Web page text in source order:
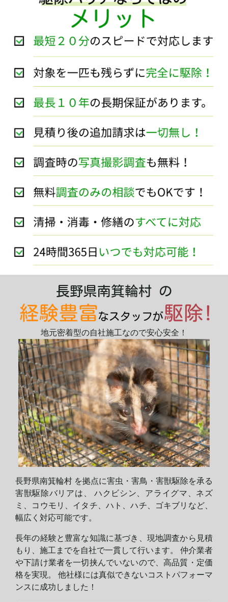
長野県南箕輪村 の
地元密着型の自社施工なので安心安全！
長野県南箕輪村 を拠点に害虫・害鳥・害獣駆除を承る
害獣駆除バリアは、 ハクビシン、アライグマ、ネズ
ミ、コウモリ、イタチ、ハト、ハチ、ゴキブリなど、
幅広く対応可能です。
長年の経験と豊富な知識に基づき、現地調査から見積
もり、施工までを自社で一貫して行います。 仲介業者
や下請け業者を一切挟んでいないので、高品質・定価
格を実現。 他社様には真似できないコストパフォーマ
ンスに 成功しました！